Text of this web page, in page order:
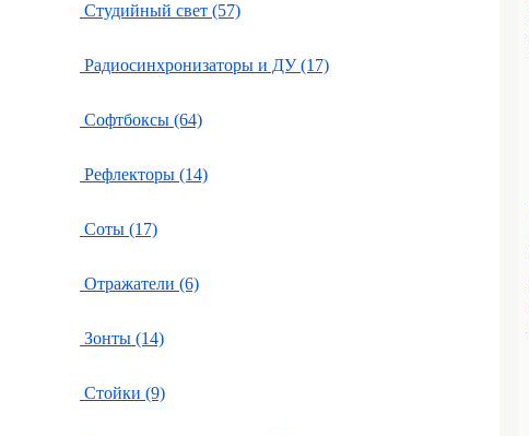
Студийный свет (57)
Радиосинхронизаторы и ДУ (17)
Софтбоксы (64)
Рефлекторы (14)
Соты (17)
Отражатели (6)
Зонты (14)
Стойки (9)